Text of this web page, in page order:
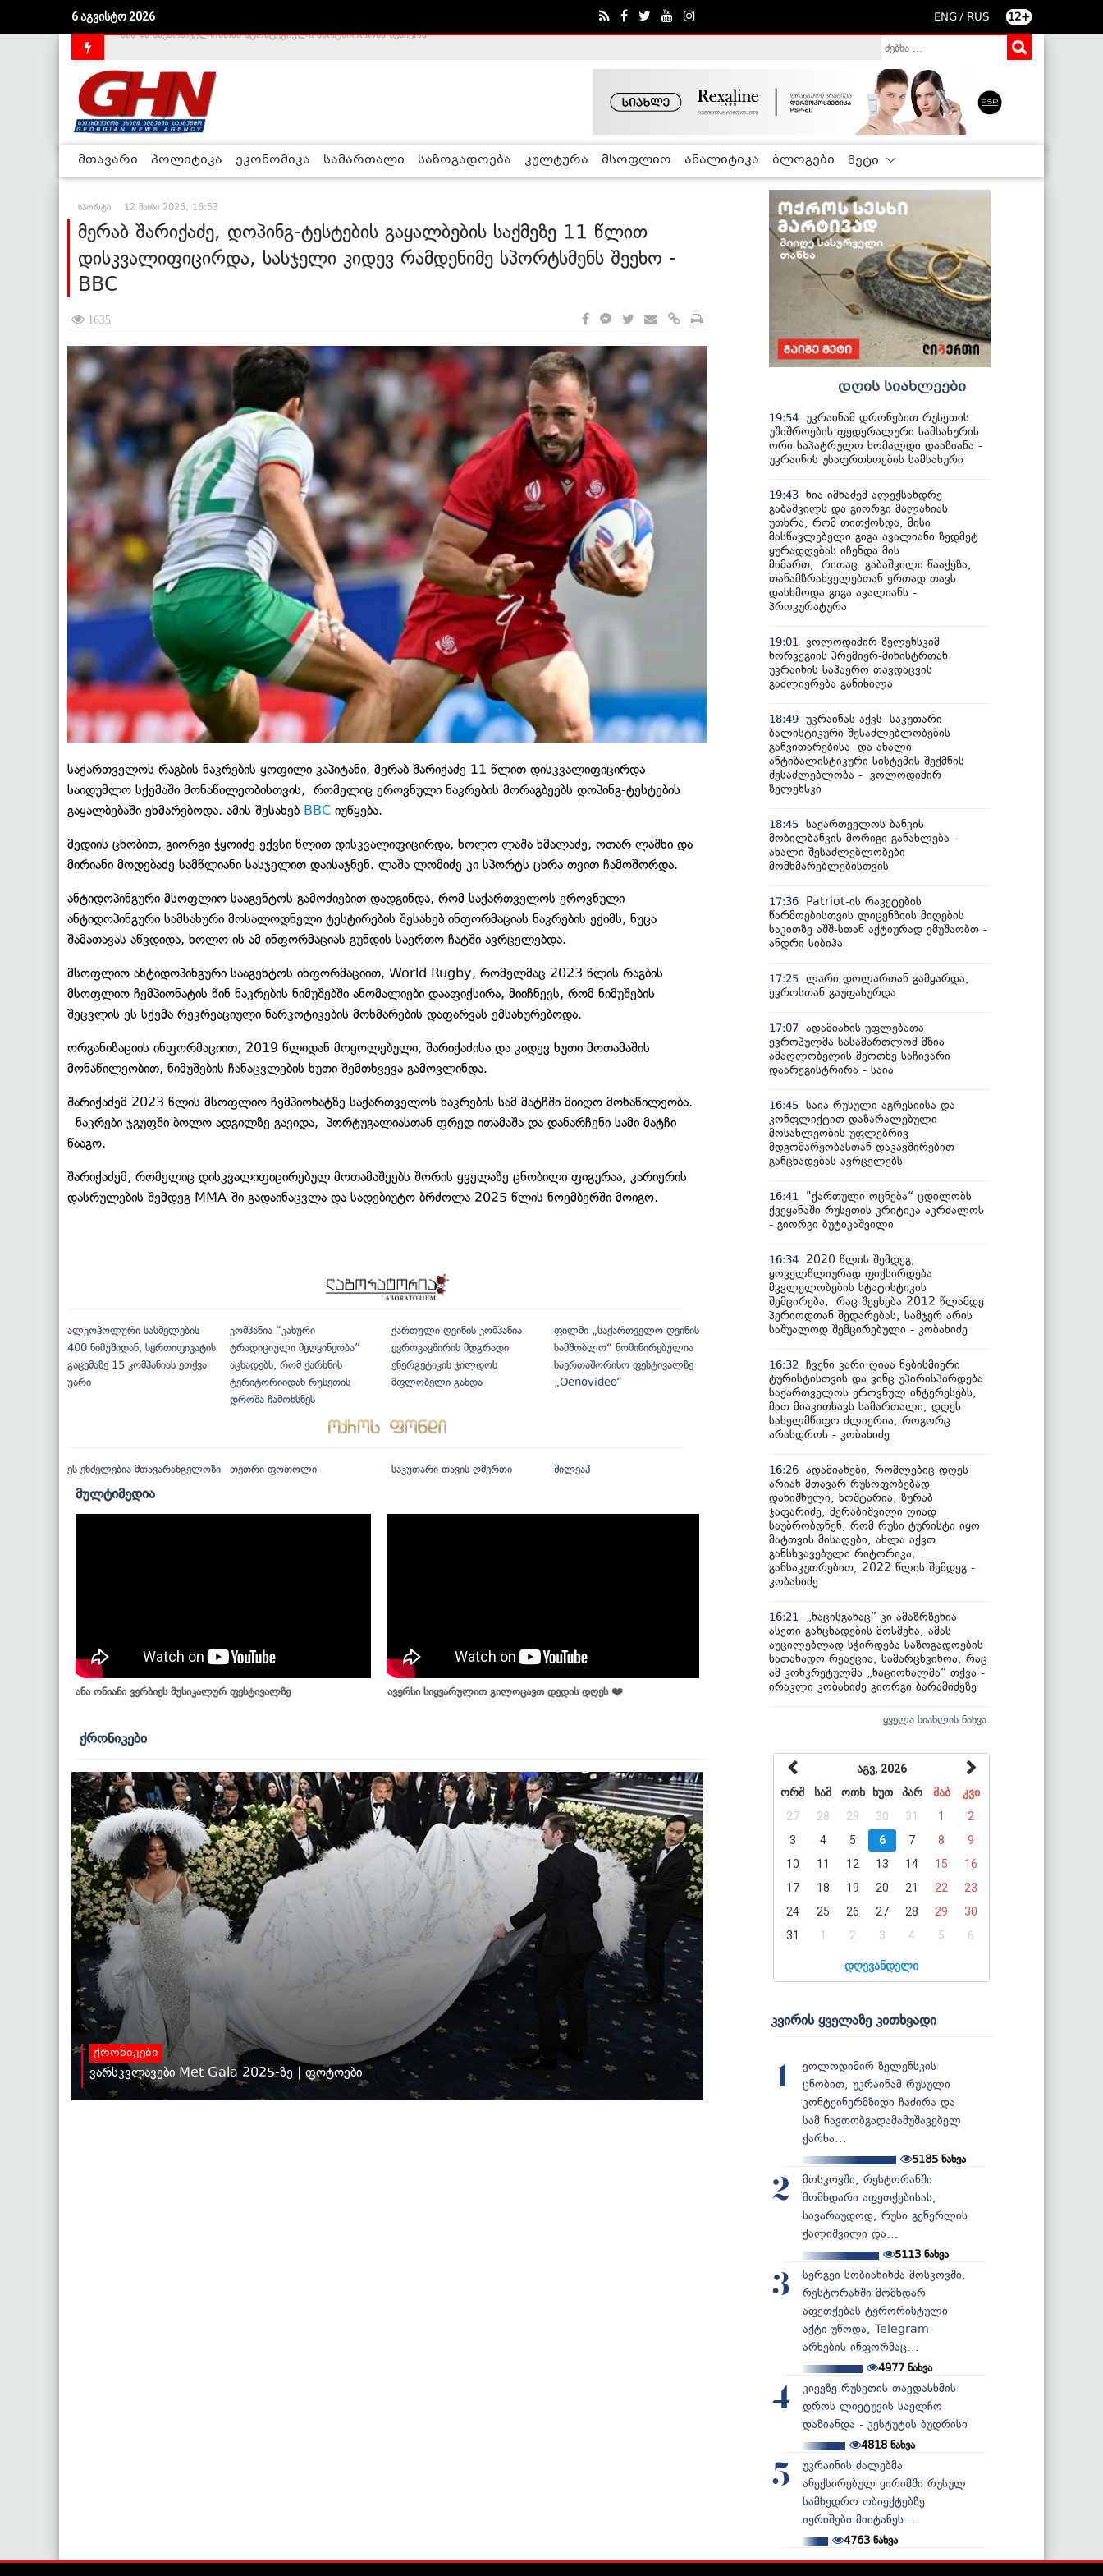
6 აგვისტო 2026 ENG / RUS 12+
მთავარი პოლიტიკა ეკონომიკა სამართალი საზოგადოება კულტურა მსოფლიო ანალიტიკა ბლოგები მეტი
სპორტი 12 მაისი 2026, 16:53
მერაბ შარიქაძე, დოპინგ-ტესტების გაყალბების საქმეზე 11 წლით
დისკვალიფიცირდა, სასჯელი კიდევ რამდენიმე სპორტსმენს შეეხო -
BBC
1635
საქართველოს რაგბის ნაკრების ყოფილი კაპიტანი, მერაბ შარიქაძე 11 წლით დისკვალიფიცირდა
საიდუმლო სქემაში მონაწილეობისთვის, რომელიც ეროვნული ნაკრების მორაგბეებს დოპინგ-ტესტების
გაყალბებაში ეხმარებოდა. ამის შესახებ BBC იუწყება.
მედიის ცნობით, გიორგი ჭყოიძე ექვსი წლით დისკვალიფიცირდა, ხოლო ლაშა ხმალაძე, ოთარ ლაშხი და
მირიანი მოდებაძე სამწლიანი სასჯელით დაისაჯნენ. ლაშა ლომიძე კი სპორტს ცხრა თვით ჩამოშორდა.
ანტიდოპინგური მსოფლიო სააგენტოს გამოძიებით დადგინდა, რომ საქართველოს ეროვნული
ანტიდოპინგური სამსახური მოსალოდნელი ტესტირების შესახებ ინფორმაციას ნაკრების ექიმს, ნუცა
შამათავას აწვდიდა, ხოლო ის ამ ინფორმაციას გუნდის საერთო ჩატში ავრცელებდა.
მსოფლიო ანტიდოპინგური სააგენტოს ინფორმაციით, World Rugby, რომელმაც 2023 წლის რაგბის
მსოფლიო ჩემპიონატის წინ ნაკრების ნიმუშებში ანომალიები დააფიქსირა, მიიჩნევს, რომ ნიმუშების
შეცვლის ეს სქემა რეკრეაციული ნარკოტიკების მოხმარების დაფარვას ემსახურებოდა.
ორგანიზაციის ინფორმაციით, 2019 წლიდან მოყოლებული, შარიქაძისა და კიდევ ხუთი მოთამაშის
მონაწილეობით, ნიმუშების ჩანაცვლების ხუთი შემთხვევა გამოვლინდა.
შარიქაძემ 2023 წლის მსოფლიო ჩემპიონატზე საქართველოს ნაკრების სამ მატჩში მიიღო მონაწილეობა.
ნაკრები ჯგუფში ბოლო ადგილზე გავიდა, პორტუგალიასთან ფრედ ითამაშა და დანარჩენი სამი მატჩი
წააგო.
შარიქაძემ, რომელიც დისკვალიფიცირებულ მოთამაშეებს შორის ყველაზე ცნობილი ფიგურაა, კარიერის
დასრულების შემდეგ MMA-ში გადაინაცვლა და სადებიუტო ბრძოლა 2025 წლის ნოემბერში მოიგო.
ალკოჰოლური სასმელების
400 ნიმუშიდან, სერთიფიკატის
გაცემაზე 15 კომპანიას ეთქვა
უარი
კომპანია “კახური
ტრადიციული მეღვინეობა”
აცხადებს, რომ ქარხნის
ტერიტორიიდან რუსეთის
დროშა ჩამოხსნეს
ქართული ღვინის კომპანია
ევროკავშირის მდგრადი
ენერგეტიკის ჯილდოს
მფლობელი გახდა
ფილმი „საქართველო ღვინის
სამშობლო“ ნომინირებულია
საერთაშორისო ფესტივალზე
„Oenovideo“
ეს ენძელებია მთავარანგელოზი თეთრი ფოთოლი საკუთარი თავის ღმერთი შილეაჰ
მულტიმედია
ანა ონიანი ვერბიეს მუსიკალურ ფესტივალზე ავერსი სიყვარულით გილოცავთ დედის დღეს ❤️
ქრონიკები
ქრონიკები
ვარსკვლავები Met Gala 2025-ზე | ფოტოები
დღის სიახლეები
19:54 უკრაინამ დრონებით რუსეთის
უშიშროების ფედერალური სამსახურის
ორი საპატრულო ხომალდი დააზიანა -
უკრაინის უსაფრთხოების სამსახური
19:43 ნია იმნაძემ ალექსანდრე
გაბაშვილს და გიორგი მალანიას
უთხრა, რომ თითქოსდა, მისი
მასწავლებელი გიგა ავალიანი ზედმეტ
ყურადღებას იჩენდა მის
მიმართ, რითაც გაბაშვილი წააქეზა,
თანამზრახველებთან ერთად თავს
დასხმოდა გიგა ავალიანს -
პროკურატურა
19:01
ვოლოდიმირ ზელენსკიმ
ნორვეგიის პრემიერ-მინისტრთან
უკრაინის საჰაერო თავდაცვის
გაძლიერება განიხილა
18:49 უკრაინას აქვს საკუთარი
ბალისტიკური შესაძლებლობების
განვითარებისა და ახალი
ანტიბალისტიკური სისტემის შექმნის
შესაძლებლობა - ვოლოდიმირ
ზელენსკი
18:45 საქართველოს ბანკის
მობილბანკის მორიგი განახლება -
ახალი შესაძლებლობები
მომხმარებლებისთვის
17:36
Patriot-ის რაკეტების
წარმოებისთვის ლიცენზიის მიღების
საკითზე აშშ-სთან აქტიურად ვმუშაობთ -
ანდრი სიბიჰა
17:25 ლარი დოლართან გამყარდა,
ევროსთან გაუფასურდა
17:07 ადამიანის უფლებათა
ევროპულმა სასამართლომ მზია
ამაღლობელის მეოთხე საჩივარი
დაარეგისტრირა - საია
16:45 საია რუსული აგრესიისა და
კონფლიქტით დაზარალებული
მოსახლეობის უფლებრივ
მდგომარეობასთან დაკავშირებით
განცხადებას ავრცელებს
16:41
"ქართული ოცნება“ ცდილობს
ქვეყანაში რუსეთის კრიტიკა აკრძალოს
- გიორგი ბუტიკაშვილი
16:34
2020 წლის შემდეგ,
ყოველწლიურად ფიქსირდება
მკვლელობების სტატისტიკის
შემცირება, რაც შეეხება 2012 წლამდე
პერიოდთან შედარებას, სამჯერ არის
საშუალოდ შემცირებული - კობახიძე
16:32
ჩვენი კარი ღიაა ნებისმიერი
ტურისტისთვის და ვინც უპირისპირდება
საქართველოს ეროვნულ ინტერესებს,
მათ მიაკითხავს სამართალი, დღეს
სახელმწიფო ძლიერია, როგორც
არასდროს - კობახიძე
16:26 ადამიანები, რომლებიც დღეს
არიან მთავარ რუსოფობებად
დანიშნული, ხოშტარია, ზურაბ
ჯაფარიძე, მერაბიშვილი ღიად
საუბრობდნენ, რომ რუსი ტურისტი იყო
მატთვის მისაღები, ახლა აქვთ
განსხვავებული რიტორიკა,
განსაკუთრებით, 2022 წლის შემდეგ -
კობახიძე
16:21
„ნაცისგანაც“ კი ამაზრზენია
ასეთი განცხადების მოსმენა, ამას
აუცილებლად სჭირდება საზოგადოების
სათანადო რეაქცია, სამარცხვინოა, რაც
ამ კონკრეტულმა „ნაციონალმა“ თქვა -
ირაკლი კობახიძე გიორგი ბარამიძეზე
ყველა სიახლის ნახვა
აგვ, 2026
ორშ
სამ ოთხ ხუთ პარ შაბ
კვი
27
28 29 30 31 1
2
3
4 5 6 7 8
9
10
11 12 13 14 15
16
17
18 19 20 21 22
23
24
25 26 27 28 29
30
31
1 2 3 4 5 6
დღევანდელი
კვირის ყველაზე კითხვადი
1
ვოლოდიმირ ზელენსკის
ცნობით, უკრაინამ რუსული
კონტეინერმზიდი ჩაძირა და
სამ ნავთობგადამამუშავებელ
ქარხა...
5185 ნახვა
2
მოსკოვში, რესტორანში
მომხდარი აფეთქებისას,
სავარაუდოდ, რუსი გენერლის
ქალიშვილი და...
5113 ნახვა
3
სერგეი სობიანინმა მოსკოვში,
რესტორანში მომხდარ
აფეთქებას ტერორისტული
აქტი უწოდა, Telegram-
არხების ინფორმაც...
4977ნახვა
4
კიევზე რუსეთის თავდასხმის
დროს ლიეტუვის საელჩო
დაზიანდა - კესტუტის ბუდრისი
4818ნახვა
5
უკრაინის ძალებმა
ანექსირებულ ყირიმში რუსულ
სამხედრო ობიექტებზე
იერიშები მიიტანეს...
4763 ნახვა